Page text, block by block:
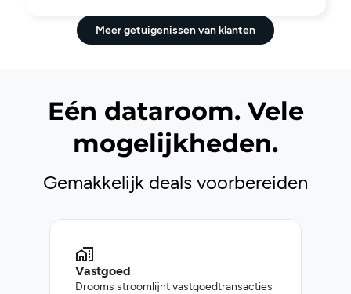
Meer getuigenissen van klanten
Eén dataroom. Vele
mogelijkheden.
Gemakkelijk deals voorbereiden
Vastgoed
Drooms stroomlijnt vastgoedtransacties